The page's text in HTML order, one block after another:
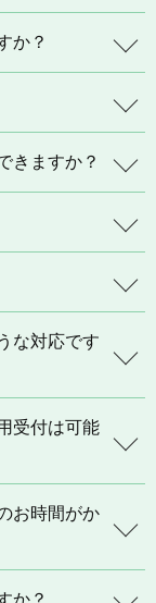
か？
きますか？
な対応です
受付は可能
お時間がか
か？